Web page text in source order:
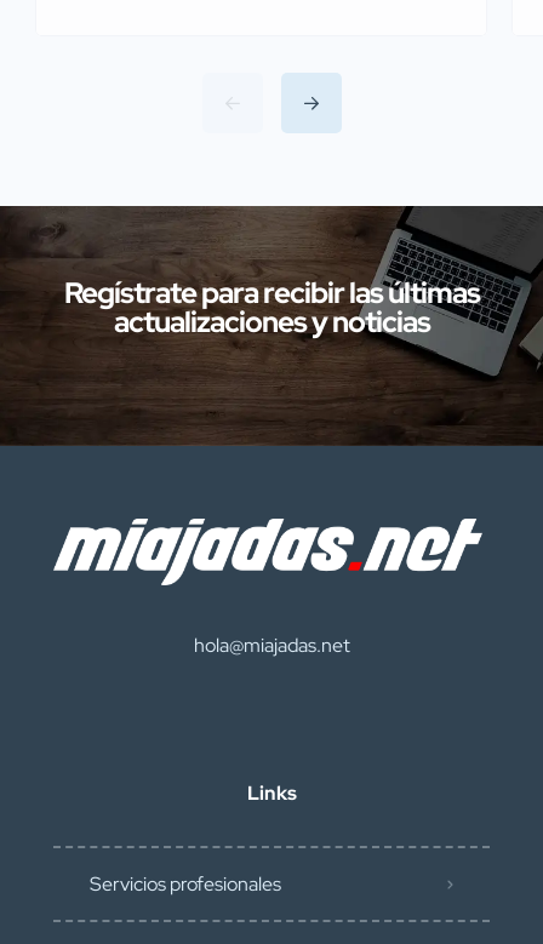
Servicio de Protección de la Naturaleza
(SEPRONA) de la Comandancia de
Cáceres han llevado a cabo
de la provincia de Cáceres relacionadas
con presuntos delitos […]
Regístrate para recibir las últimas
actualizaciones y noticias
hola@miajadas.net
Links
Servicios profesionales